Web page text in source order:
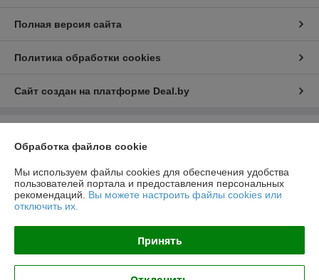
Полная версия сайта
Политика обработки cookies
Сайт создан на платформе Deal.by
222519, Беларусь, Минская обл., г.Борисов, ул.Днепровская д.58 к.7-34
Регистрационный номер ЕГР: 691923499
Регистрационный орган: Борисовский РИК
Обработка файлов cookie
Мы используем файлы cookies для обеспечения удобства
пользователей портала и предоставления персональных
рекомендаций. Вы можете настроить файлы cookies или
отключить их.
Принять